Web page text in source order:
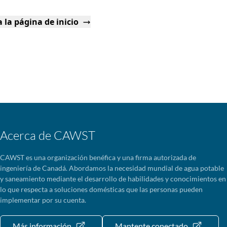
la página de inicio
Acerca de CAWST
CAWST es una organización benéfica y una firma autorizada de
ingeniería de Canadá. Abordamos la necesidad mundial de agua potable
y saneamiento mediante el desarrollo de habilidades y conocimientos en
lo que respecta a soluciones domésticas que las personas pueden
implementar por su cuenta.